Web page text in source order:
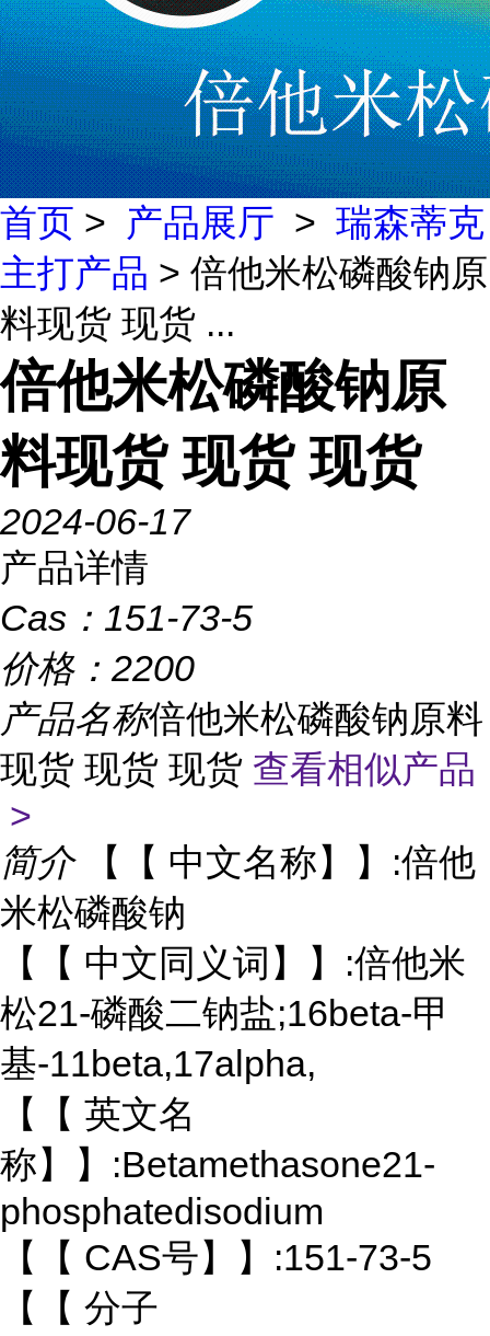
首页 > 产品展厅 > 瑞森蒂克
主打产品 > 倍他米松磷酸钠原
料现货 现货 ...
倍他米松磷酸钠原
料现货 现货 现货
2024-06-17
产品详情
Cas： 151-73-5
价格： 2200
产品名称倍他米松磷酸钠原料
现货 现货 现货 查看相似产品
>
简介
【【 中文名称】】:倍他
米松磷酸钠
【【 中文同义词】】:倍他米
松21-磷酸二钠盐;16beta-甲
基-11beta,17alpha,
【【 英文名
称】】:Betamethasone21-
phosphatedisodium
【【 CAS号】】:151-73-5
【【 分子